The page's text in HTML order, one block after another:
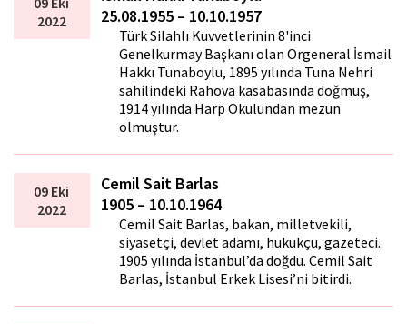
2022
25.08.1955 – 10.10.1957
Türk Silahlı Kuvvetlerinin 8'inci
Genelkurmay Başkanı olan Orgeneral İsmail
Hakkı Tunaboylu, 1895 yılında Tuna Nehri
sahilindeki Rahova kasabasında doğmuş,
1914 yılında Harp Okulundan mezun
olmuştur.
09 Eki
2022
Cemil Sait Barlas
1905 – 10.10.1964
Cemil Sait Barlas, bakan, milletvekili,
siyasetçi, devlet adamı, hukukçu, gazeteci.
1905 yılında İstanbul’da doğdu. Cemil Sait
Barlas, İstanbul Erkek Lisesi’ni bitirdi.